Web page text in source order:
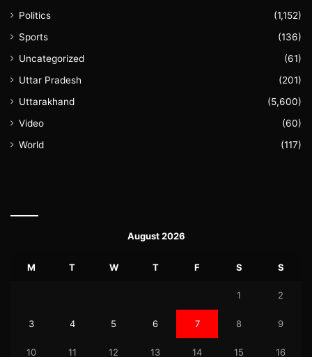
Politics
(1,152)
Sports
(136)
Uncategorized
(61)
Uttar Pradesh
(201)
Uttarakhand
(5,600)
Video
(60)
World
(117)
August 2026
M T W T F S S
1 2
3 4 5 6 7 8 9
10 11 12 13 14 15 16